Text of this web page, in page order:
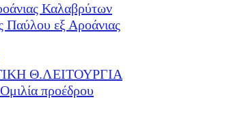
Καλαβρύτων
Παύλου εξ Αροάνιας
Θ.ΛΕΙΤΟΥΡΓΙΑ
προέδρου